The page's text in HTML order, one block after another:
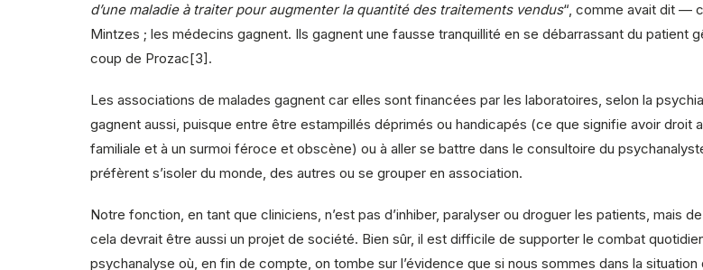
d’une maladie à traiter pour augmenter la quantité des traitements vendus“, comme avait dit —
Mintzes ; les médecins gagnent. Ils gagnent une fausse tranquillité en se débarrassant du patient
coup de Prozac[3].
Les associations de malades gagnent car elles sont financées par les laboratoires, selon la
gagnent aussi, puisque entre être estampillés déprimés ou handicapés (ce que signifie avoir droit
familiale et à un surmoi féroce et obscène) ou à aller se battre dans le consultoire du
préfèrent s’isoler du monde, des autres ou se grouper en association.
Notre fonction, en tant que cliniciens, n’est pas d’inhiber, paralyser ou droguer les patients, mais
cela devrait être aussi un projet de société. Bien sûr, il est difficile de supporter le combat
psychanalyse où, en fin de compte, on tombe sur l’évidence que si nous sommes dans la